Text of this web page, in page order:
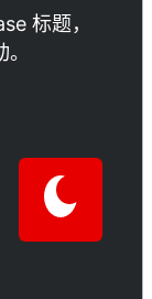
标题，